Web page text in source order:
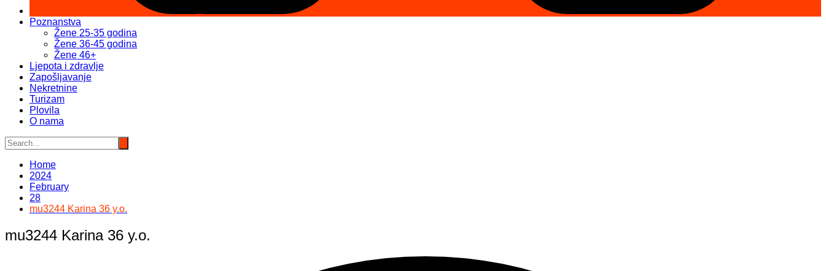
Poznanstva
Žene 25-35 godina
Žene 36-45 godina
Žene 46+
Ljepota i zdravlje
Zapošljavanje
Nekretnine
Turizam
Plovila
O nama
Home
2024
February
28
mu3244 Karina 36 y.o.
mu3244 Karina 36 y.o.